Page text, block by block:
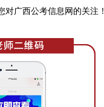
广西公考信息网的关注！